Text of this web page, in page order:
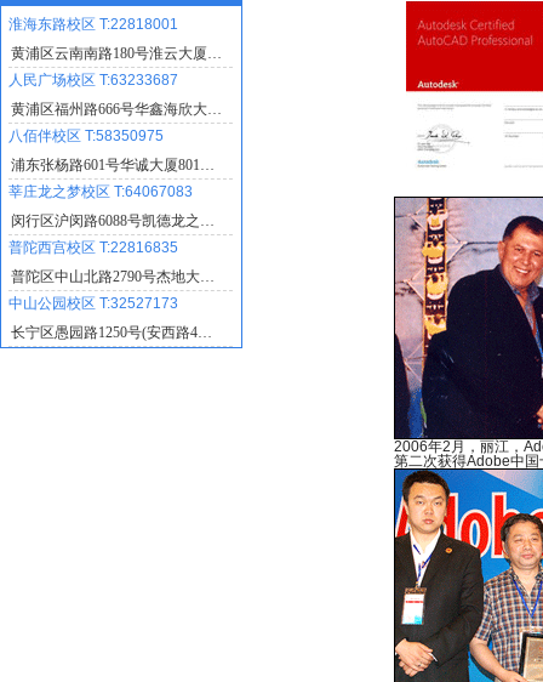
淮海东路校区 T:22818001
黄浦区云南南路180号淮云大厦…
人民广场校区 T:63233687
黄浦区福州路666号华鑫海欣大…
八佰伴校区 T:58350975
浦东张杨路601号华诚大厦801…
莘庄龙之梦校区 T:64067083
闵行区沪闵路6088号凯德龙之…
普陀西宫校区 T:22816835
普陀区中山北路2790号杰地大…
中山公园校区 T:32527173
长宁区愚园路1250号(安西路4…
2006年2月，丽江，
第二次获得Adobe中